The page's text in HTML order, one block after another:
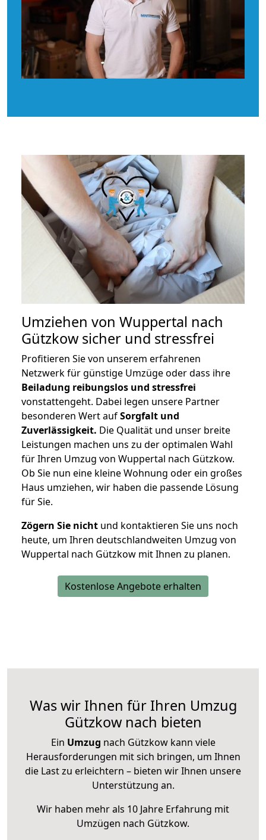
Umziehen von Wuppertal nach
Gützkow sicher und stressfrei
Profitieren Sie von unserem erfahrenen
Netzwerk für günstige Umzüge oder dass ihre
Beiladung reibungslos und stressfrei
vonstattengeht. Dabei legen unsere Partner
besonderen Wert aufSorgfalt und
Zuverlässigkeit. Die Qualität und unser breite
Leistungen machen uns zu der optimalen Wahl
für Ihren Umzug von Wuppertal nach Gützkow.
Ob Sie nun eine kleine Wohnung oder ein großes
Haus umziehen, wir haben die passende Lösung
für Sie.
Zögern Sie nicht und kontaktieren Sie uns noch
heute, um Ihren deutschlandweiten Umzug von
Wuppertal nach Gützkow mit Ihnen zu planen.
Kostenlose Angebote erhalten
Was wir Ihnen für Ihren Umzug
Gützkow nach bieten
Ein Umzug nach Gützkow kann viele
Herausforderungen mit sich bringen, um Ihnen
die Last zu erleichtern – bieten wir Ihnen unsere
Unterstützung an.
Wir haben mehr als 10 Jahre Erfahrung mit
Umzügen nach Gützkow.